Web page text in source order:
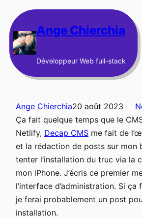
au
contenu Ange Chierchia
Développeur Web full-stack
Ange Chierchia20 août 2023
Ça fait quelque temps que le
Netlify, Decap CMS me fait de
et la rédaction de posts sur mon
tenter l’installation du truc via la
mon iPhone. J’écris ce premier
l’interface d’administration. Si ça
je ferai probablement un post
installation.